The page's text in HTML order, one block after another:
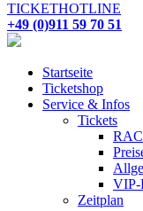
TICKETHOTLINE
+49 (0)911 59 70 51
Startseite
Ticketshop
Service & Infos
Tickets
VIP-
Zeitplan